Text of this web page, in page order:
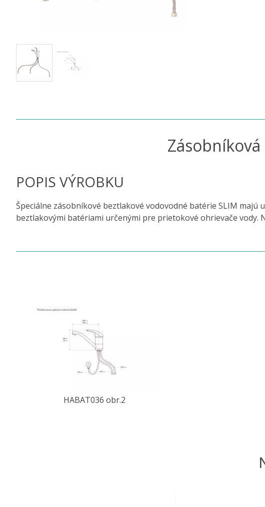
POPIS VÝROBKU
Špeciálne zásobníkové beztlakové vodovodné batérie SLIM
beztlakovými batériami určenými pre prietokové ohrievače
HABAT036 obr.2